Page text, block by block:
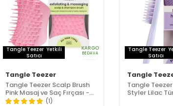
Tangle Teezer Yetkili
Satıcı
KARGO
BEDAVA
Tangle Teezer
Tangle Teezer Scalp Brush
Pink Masaj ve Saç Fırçası -
Islak Kuru Kullanım - Tüm
(1)
Tangle Teezer
Satıcı
Tangle
Tangle
Styler Lilac